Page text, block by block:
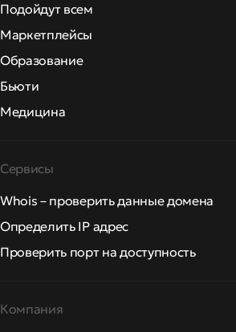
Подойдут всем
Маркетплейсы
Образование
Бьюти
Медицина
Сервисы
Whois – проверить данные домена
Определить IP адрес
Проверить порт на доступность
Компания